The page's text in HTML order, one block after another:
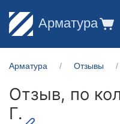
Арматура
Арматура Отзывы
Отзыв, по
Г.